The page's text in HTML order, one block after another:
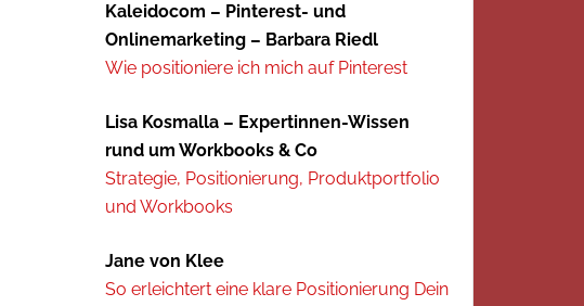
Kaleidocom – Pinterest- und
Onlinemarketing – Barbara Riedl
Wie positioniere ich mich auf Pinterest
Lisa Kosmalla – Expertinnen-Wissen
rund um Workbooks & Co
Strategie, Positionierung, Produktportfolio
und Workbooks
Jane von Klee
So erleichtert eine klare Positionierung Dein